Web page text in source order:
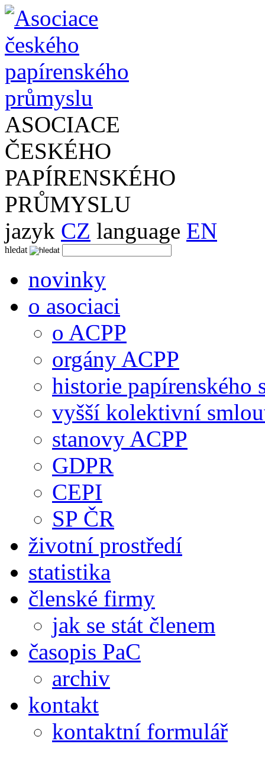
ASOCIACE
ČESKÉHO
PAPÍRENSKÉHO
PRŮMYSLU
jazyk CZ language EN
hledat
novinky
o asociaci
o ACPP
orgány ACPP
historie papírenského
vyšší kolektivní
stanovy ACPP
GDPR
CEPI
SP ČR
životní prostředí
statistika
členské firmy
jak se stát členem
časopis PaC
archiv
kontakt
kontaktní formulář